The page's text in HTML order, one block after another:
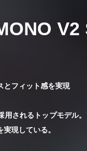
V2
とフィット感を実現
用されるトップモデル
現している。